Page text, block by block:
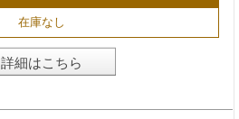
在庫なし
詳細はこちら